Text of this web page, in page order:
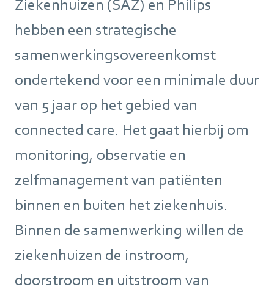
Ziekenhuizen (SAZ) en Philips
hebben een strategische
samenwerkingsovereenkomst
ondertekend voor een minimale duur
van 5 jaar op het gebied van
connected care. Het gaat hierbij om
monitoring, observatie en
zelfmanagement van patiënten
binnen en buiten het ziekenhuis.
Binnen de samenwerking willen de
ziekenhuizen de instroom,
doorstroom en uitstroom van